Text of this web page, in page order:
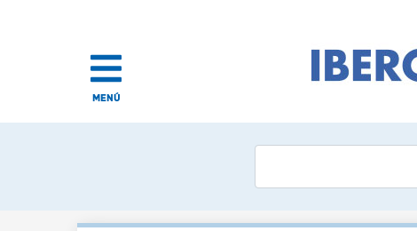
MENÚ